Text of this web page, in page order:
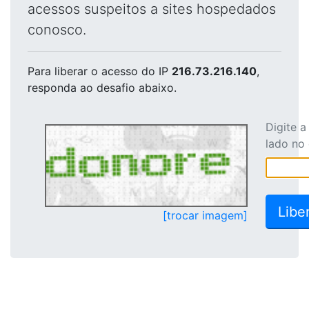
acessos suspeitos a sites hospedados
conosco.
Para liberar o acesso do IP 216.73.216.140,
responda ao desafio abaixo.
[trocar imagem]
Digite
lado no